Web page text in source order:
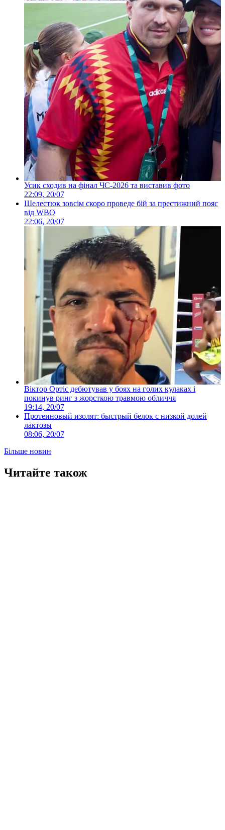
Усик сходив на фінал ЧС-2026 та виставив фото
22:09, 20/07
Шелестюк зовсім скоро проведе бій за престижний пояс
від WBO
22:06, 20/07
Віктор Ортіс дебютував у боях на голих кулаках і
покинув ринг з жорсткою травмою обличчя
19:14, 20/07
Протеиновый изолят: быстрый белок с низкой долей
лактозы
08:06, 20/07
Більше новин
Читайте також